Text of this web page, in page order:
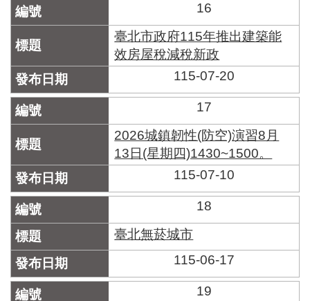
16
臺北市政府115年推出建築能
效房屋稅減稅新政
115-07-20
17
2026城鎮韌性(防空)演習8月
13日(星期四)1430~1500。
115-07-10
18
臺北無菸城市
115-06-17
19